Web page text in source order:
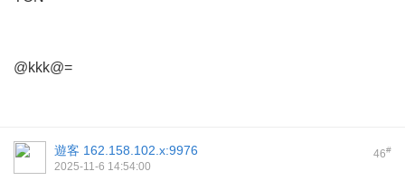
@kkk@=
46#
遊客 162.158.102.x:9976
2025-11-6 14:54:00